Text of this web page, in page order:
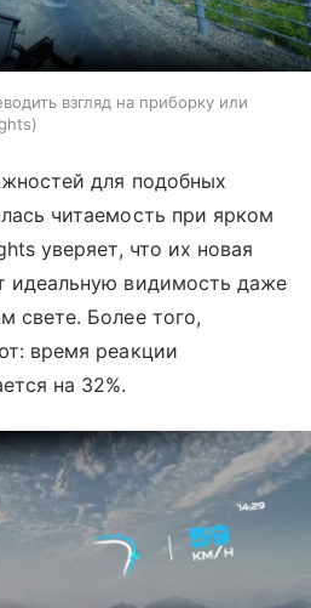
взгляд на приборку или
для подобных
читаемость при ярком
уверяет, что их новая
идеальную видимость даже
свете. Более того,
время реакции
на 32%.